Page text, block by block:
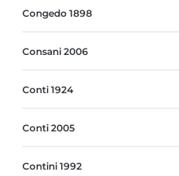
Congedo 1898
Consani 2006
Conti 1924
Conti 2005
Contini 1992